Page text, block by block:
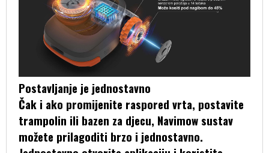
Postavljanje je jednostavno
Čak i ako promijenite raspored vrta, postavite
trampolin ili bazen za djecu, Navimow sustav
možete prilagoditi brzo i jednostavno.